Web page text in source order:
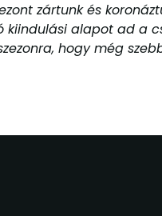
zártunk és
alapot ad a
hogy még